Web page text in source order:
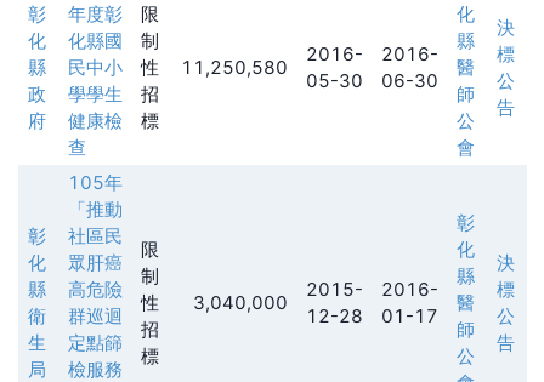
彰
化
縣
政
府
年度彰
化縣國
民中小
學學生
健康檢
查
限
制
性
招
標
11,250,580
2016-
05-30
2016-
06-30
化
縣
醫
師
公
會
決
標
公
告
彰
化
縣
衛
生
局
105年
「推動
社區民
眾肝癌
高危險
群巡迴
定點篩
檢服務
限
制
性
招
標
3,040,000
2015-
12-28
2016-
01-17
彰
化
縣
醫
師
公
決
標
公
告